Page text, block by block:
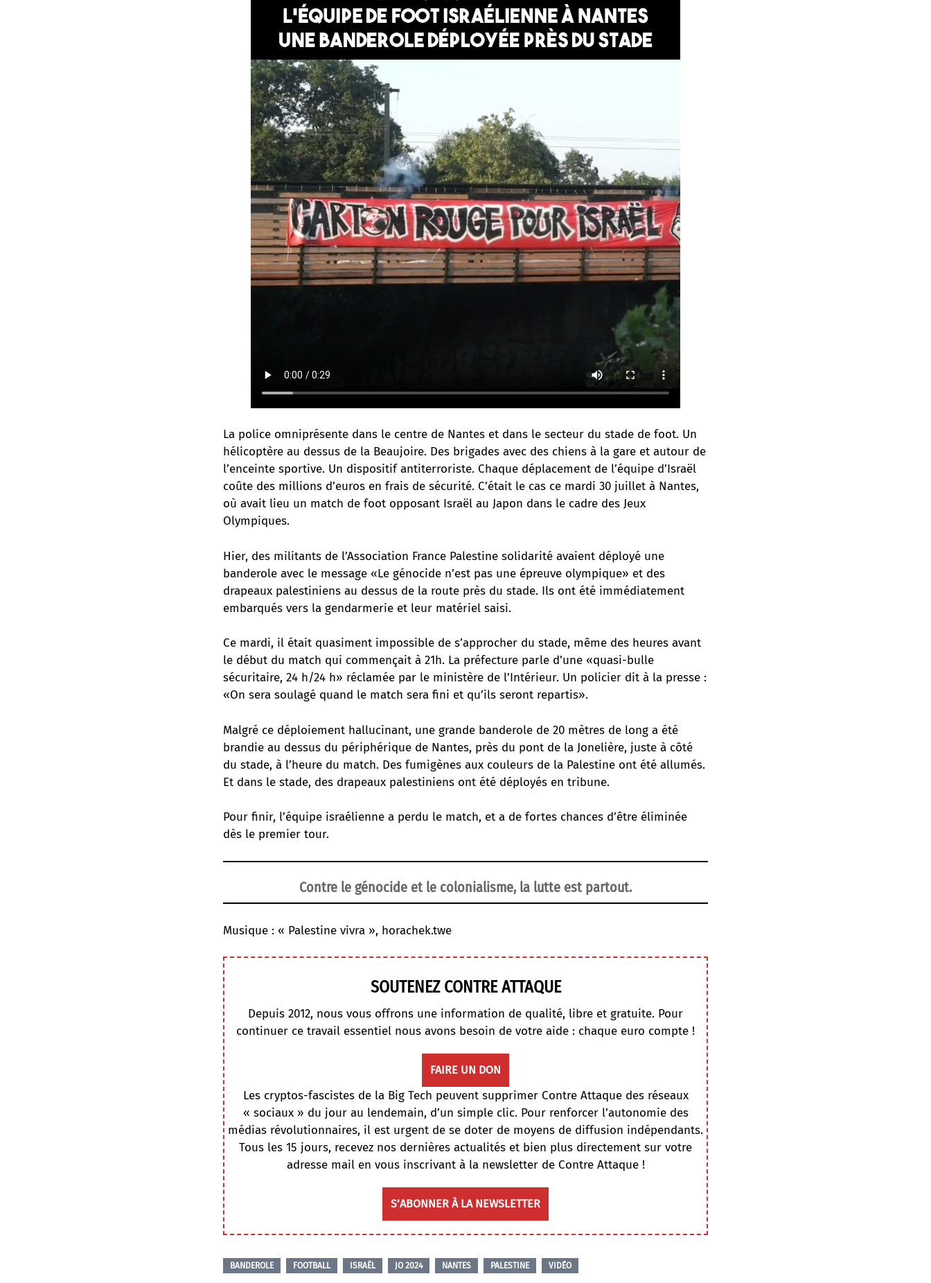
La police omniprésente dans le centre de Nantes et dans le secteur du stade de foot. Un
hélicoptère au dessus de la Beaujoire. Des brigades avec des chiens à la gare et autour de
l’enceinte sportive. Un dispositif antiterroriste. Chaque déplacement de l’équipe d’Israël
coûte des millions d’euros en frais de sécurité. C’était le cas ce mardi 30 juillet à Nantes,
où avait lieu un match de foot opposant Israël au Japon dans le cadre des Jeux
Olympiques.
Hier, des militants de l’Association France Palestine solidarité avaient déployé une
banderole avec le message «Le génocide n’est pas une épreuve olympique» et des
drapeaux palestiniens au dessus de la route près du stade. Ils ont été immédiatement
embarqués vers la gendarmerie et leur matériel saisi.
Ce mardi, il était quasiment impossible de s’approcher du stade, même des heures avant
le début du match qui commençait à 21h. La préfecture parle d’une «quasi-bulle
sécuritaire, 24 h/24 h» réclamée par le ministère de l’Intérieur. Un policier dit à la presse :
«On sera soulagé quand le match sera fini et qu’ils seront repartis».
Malgré ce déploiement hallucinant, une grande banderole de 20 mètres de long a été
brandie au dessus du périphérique de Nantes, près du pont de la Jonelière, juste à côté
du stade, à l’heure du match. Des fumigènes aux couleurs de la Palestine ont été allumés.
Et dans le stade, des drapeaux palestiniens ont été déployés en tribune.
Pour finir, l’équipe israélienne a perdu le match, et a de fortes chances d’être éliminée
dès le premier tour.
Contre le génocide et le colonialisme, la lutte est partout.
Musique : « Palestine vivra », horachek.twe
SOUTENEZ CONTRE ATTAQUE
Depuis 2012, nous vous offrons une information de qualité, libre et gratuite. Pour
continuer ce travail essentiel nous avons besoin de votre aide : chaque euro compte !
FAIRE UN DON
Les cryptos-fascistes de la Big Tech peuvent supprimer Contre Attaque des réseaux
« sociaux » du jour au lendemain, d’un simple clic. Pour renforcer l’autonomie des
médias révolutionnaires, il est urgent de se doter de moyens de diffusion indépendants.
Tous les 15 jours, recevez nos dernières actualités et bien plus directement sur votre
adresse mail en vous inscrivant à la newsletter de Contre Attaque !
S’ABONNER À LA NEWSLETTER
BANDEROLE FOOTBALL ISRAËL JO 2024 NANTES PALESTINE VIDÉO